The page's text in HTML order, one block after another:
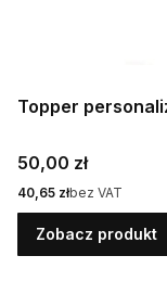
Topper
Cena
50,00 zł
Cena
40,65 złbez VAT
Zobacz produkt